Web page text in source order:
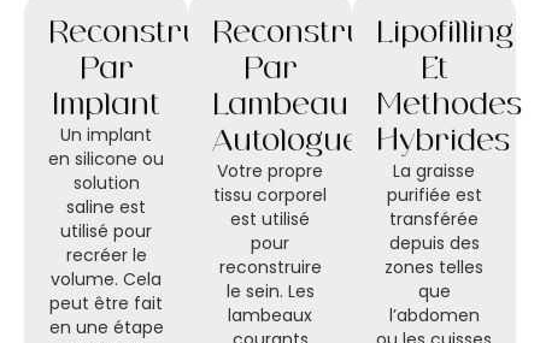
Reconstruction
Par
Implant
Un implant
en silicone ou
solution
saline est
utilisé pour
recréer le
volume. Cela
peut être fait
en une étape
Reconstruction
Par
Lambeau
Autologue
Votre propre
tissu corporel
est utilisé
pour
reconstruire
le sein. Les
lambeaux
Lipofilling
Et
Méthodes
Hybrides
La graisse
purifiée est
transférée
depuis des
zones telles
que
l’abdomen